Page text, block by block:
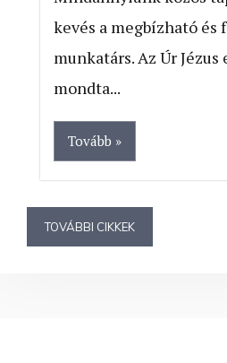
kevés a megbízható és
munkatárs. Az Úr
mondta...
Tovább »
TOVÁBBI CIKKEK